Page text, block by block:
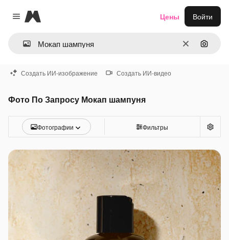
Close menu
Magnific
ОчиститьПоиск
Цены Войти
Создать ИИ-изображение Создать ИИ-видео
Фото По Запросу Мокап шампуня
Фотографии Фильтры